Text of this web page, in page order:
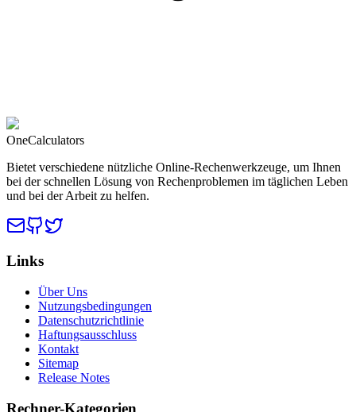
OneCalculators
Bietet verschiedene nützliche Online-Rechenwerkzeuge, um Ihnen
bei der schnellen Lösung von Rechenproblemen im täglichen Leben
und bei der Arbeit zu helfen.
Links
Über Uns
Nutzungsbedingungen
Datenschutzrichtlinie
Haftungsausschluss
Kontakt
Sitemap
Release Notes
Rechner-Kategorien